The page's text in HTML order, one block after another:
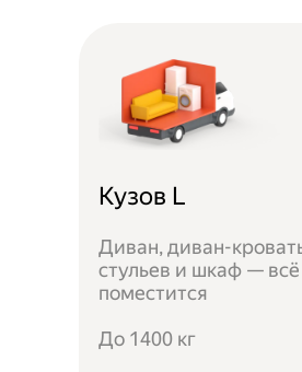
Кузов L
Диван, диван-
стульев и шкаф — всё
поместится
До 1400 кг